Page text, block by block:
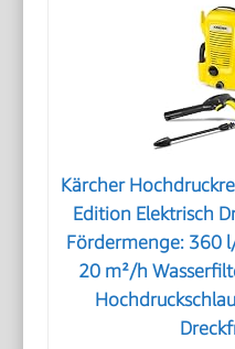
Kärcher
Edition Elektrisch
Fördermenge: 360
20 m²/h